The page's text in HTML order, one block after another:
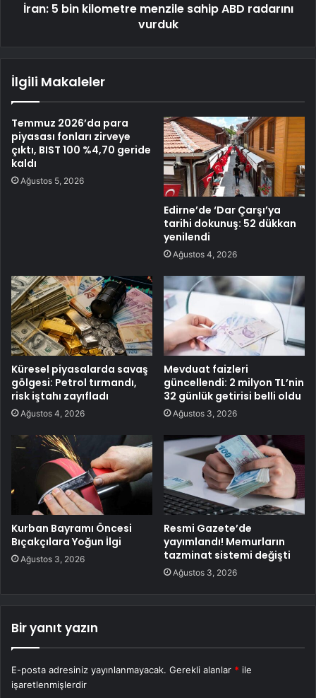
İran: 5 bin kilometre menzile sahip ABD radarını
vurduk
İlgili Makaleler
Temmuz 2026’da para
piyasası fonları zirveye
çıktı, BIST 100 %4,70 geride
kaldı
Ağustos 5, 2026
Edirne’de ‘Dar Çarşı’ya
tarihi dokunuş: 52 dükkan
yenilendi
Ağustos 4, 2026
Küresel piyasalarda savaş
gölgesi: Petrol tırmandı,
risk iştahı zayıfladı
Ağustos 4, 2026
Mevduat faizleri
güncellendi: 2 milyon TL’nin
32 günlük getirisi belli oldu
Ağustos 3, 2026
Kurban Bayramı Öncesi
Bıçakçılara Yoğun İlgi
Ağustos 3, 2026
Resmi Gazete’de
yayımlandı! Memurların
tazminat sistemi değişti
Ağustos 3, 2026
Bir yanıt yazın
E-posta adresiniz yayınlanmayacak. Gerekli alanlar * ile
işaretlenmişlerdir